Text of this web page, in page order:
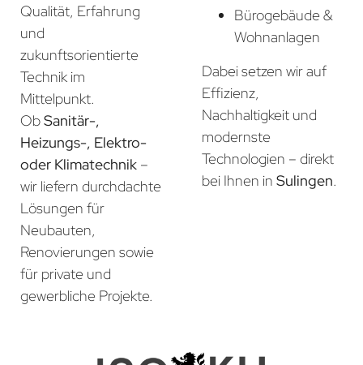
Qualität, Erfahrung
und
zukunftsorientierte
Technik im
Mittelpunkt.
ObSanitär-,
Heizungs-, Elektro-
oder Klimatechnik –
wir liefern durchdachte
Lösungen für
Neubauten,
Renovierungen sowie
für private und
gewerbliche Projekte.
Bürogebäude &
Wohnanlagen
Dabei setzen wir auf
Effizienz,
Nachhaltigkeit und
modernste
Technologien – direkt
bei Ihnen in Sulingen.